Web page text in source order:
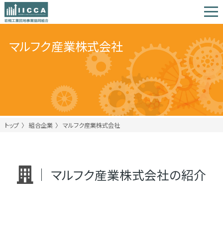
マルフク産業株式会社
トップ 組合企業 マルフク産業株式会社
マルフク産業株式会社の紹介